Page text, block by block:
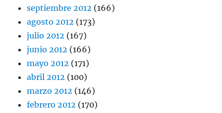
septiembre 2012 (166)
agosto 2012 (173)
julio 2012 (167)
junio 2012 (166)
mayo 2012 (171)
abril 2012 (100)
marzo 2012 (146)
febrero 2012 (170)